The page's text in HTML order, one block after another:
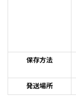
保存方法
発送場所